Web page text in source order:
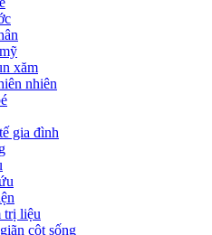
xăm
nhiên
gia đình
trị liệu
cột sống